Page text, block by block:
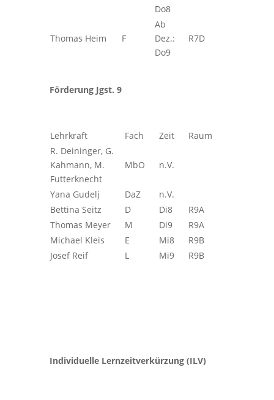
Do8
Thomas Heim F
Ab
Dez.:
Do9
R7D
Förderung Jgst. 9
Lehrkraft Fach Zeit
Raum
R. Deininger, G.
Kahmann, M.
Futterknecht
MbO n.V.
Yana Gudelj DaZ
n.V.
Bettina Seitz
D Di8
R9A
Thomas Meyer
M Di9
R9A
Michael Kleis
E Mi8
R9B
Josef Reif
L Mi9 R9B
Individuelle Lernzeitverkürzung (ILV)